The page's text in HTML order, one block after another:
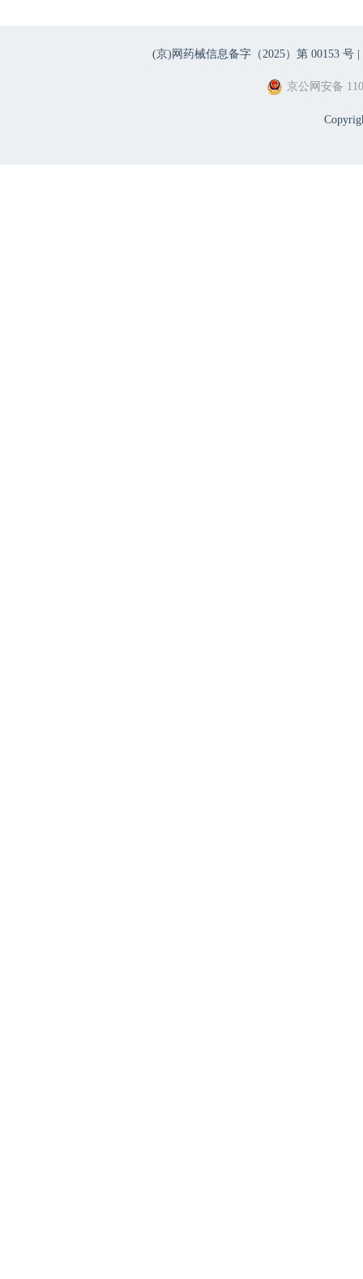
(京)网药械信息备字（2025）第 00153 号 |
京公网安备